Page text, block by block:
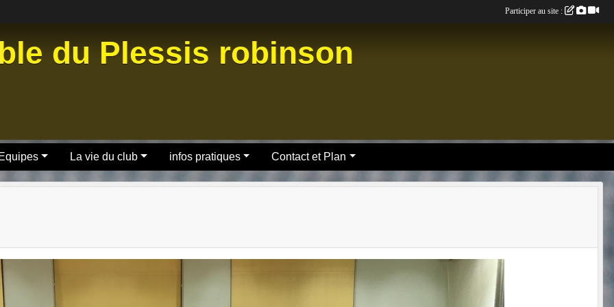
du Plessis robinson
La vie du club infos pratiques Contact et Plan
Participer au site :